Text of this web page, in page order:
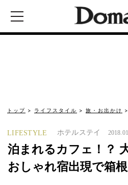
トップ ライフスタイル 旅・お出かけ
LIFESTYLE ホテルステイ
泊まれるカフェ！？
おしゃれ宿出現で箱